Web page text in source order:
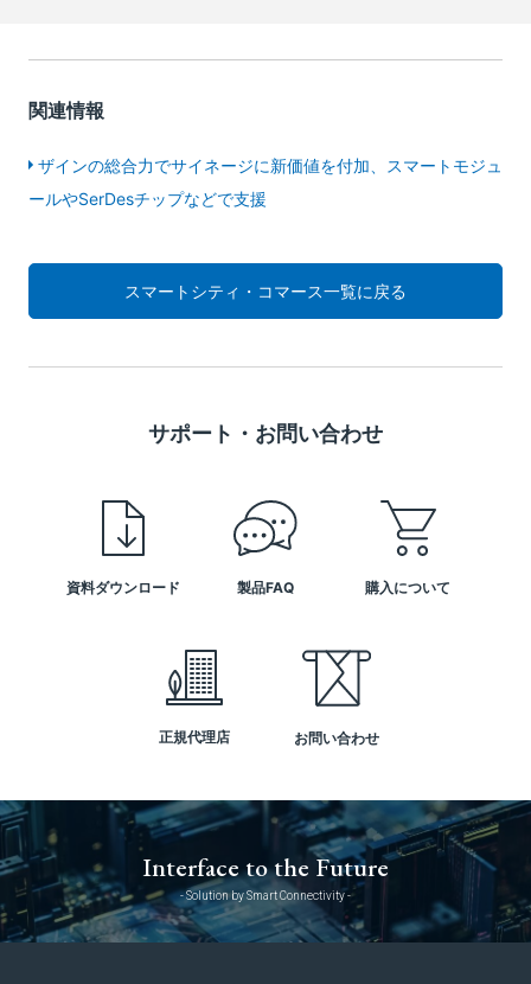
関連情報
ザインの総合力でサイネージに新価値を付加、スマートモジュ
ールやSerDesチップなどで支援
スマートシティ・コマース一覧に戻る
サポート・お問い合わせ
資料ダウンロード 製品FAQ 購入について
正規代理店 お問い合わせ
Interface to the Future
- Solution by Smart Connectivity -